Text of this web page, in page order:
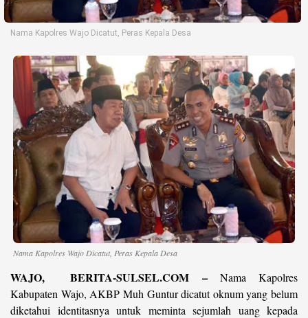
©
Copyright
2026
sulsel.com
.
All
Right
Reserved
Nama Kapolres Wajo Dicatut, Peras Kepala Desa
Nama Kapolres Wajo Dicatut, Peras Kepala Desa
WAJO, BERITA-SULSEL.COM –Nama Kapolres
Kabupaten Wajo, AKBP Muh Guntur dicatut oknum yang belum
diketahui identitasnya untuk meminta sejumlah uang kepada